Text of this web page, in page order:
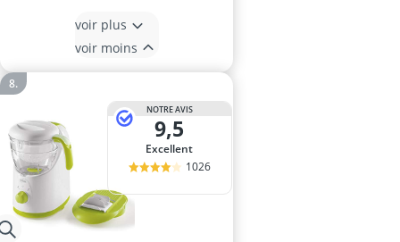
voir plus
voir moins
NOTRE AVIS
9,5
Excellent
1026